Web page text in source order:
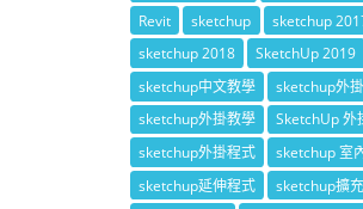
Revit
sketchup sketchup
sketchup 2018
SketchUp 2019
sketchup中文教學
sketchup外掛
sketchup外掛教學
SketchUp 外
sketchup外掛程式
sketchup 室
sketchup延伸程式
sketchup擴